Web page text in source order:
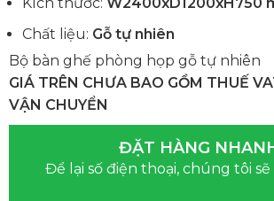
Chất liệu: Gỗ tự nhiên
Bộ bàn ghế phòng họp gỗ tự nhiên
GIÁ TRÊN CHƯA BAO GỒM THUẾ
VẬN CHUYỂN
ĐẶT HÀNG
Để lại số điện thoại, chúng tôi sẽ